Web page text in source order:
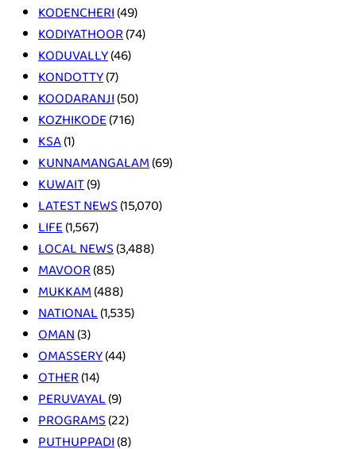
KODENCHERI(49)
KODIYATHOOR(74)
KODUVALLY(46)
KONDOTTY(7)
KOODARANJI(50)
KOZHIKODE(716)
KSA(1)
KUNNAMANGALAM(69)
KUWAIT(9)
LATEST NEWS(15,070)
LIFE(1,567)
LOCAL NEWS(3,488)
MAVOOR(85)
MUKKAM(488)
NATIONAL(1,535)
OMAN(3)
OMASSERY(44)
OTHER(14)
PERUVAYAL(9)
PROGRAMS(22)
PUTHUPPADI(8)